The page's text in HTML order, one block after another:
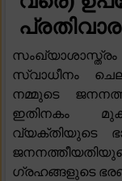
സ്വാധീനം
നമ്മുടെ
ഇതിനകം
വ്യക്തിയുടെ
ഗ്രഹങ്ങളുടെ